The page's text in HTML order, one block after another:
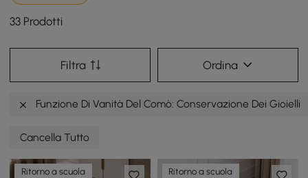
33 Prodotti
Filtra Ordina
Funzione Di Vanità Del Comò: Conservazione Dei Gioielli
Cancella Tutto
Ritorno a scuola Ritorno a scuola